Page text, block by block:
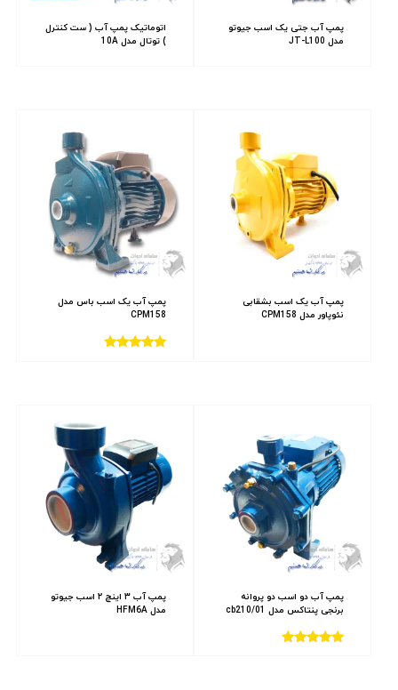
پمپ آب جتی یک اسب جیوتو
مدل JT-L100
اتوماتیک پمپ آب ( ست کنترل
) توتال مدل 10A
پمپ آب یک اسب بشقابی
نئوپاور مدل CPM158
پمپ آب یک اسب باس مدل
CPM158
پمپ آب دو اسب دو پروانه
برنجی پنتاکس مدل cb210/01
پمپ آب ۳ اینچ ۲ اسب جیوتو
مدل HFM6A